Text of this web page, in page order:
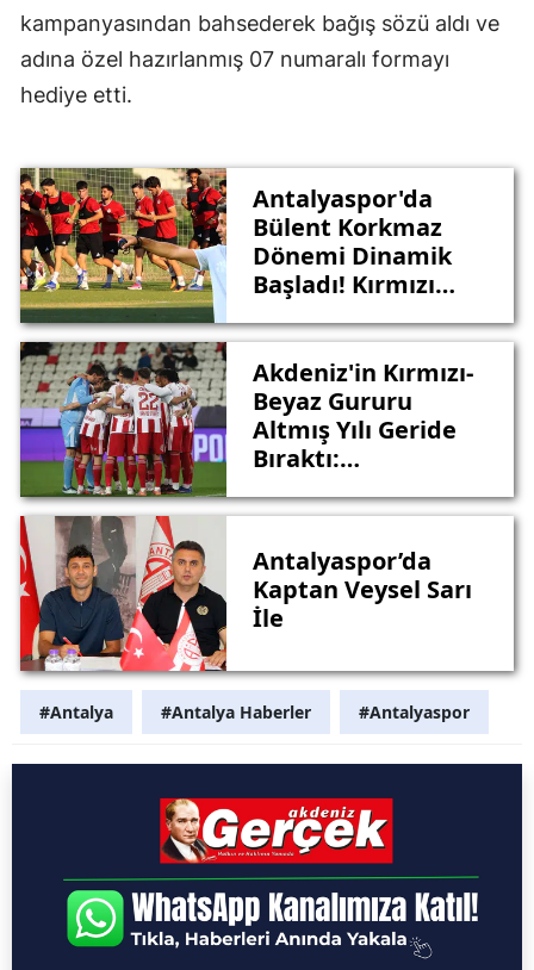
kampanyasından bahsederek bağış sözü aldı ve
adına özel hazırlanmış 07 numaralı formayı
hediye etti.
Antalyaspor'da
Bülent Korkmaz
Dönemi Dinamik
Başladı! Kırmızı
3 Katına Çıkardı
Akdeniz'in Kırmızı-
Beyaz Gururu
Altmış Yılı Geride
Bıraktı:
yaşında!
Antalyaspor’da
Kaptan Veysel Sarı
İle
#Antalya #Antalya Haberler #Antalyaspor